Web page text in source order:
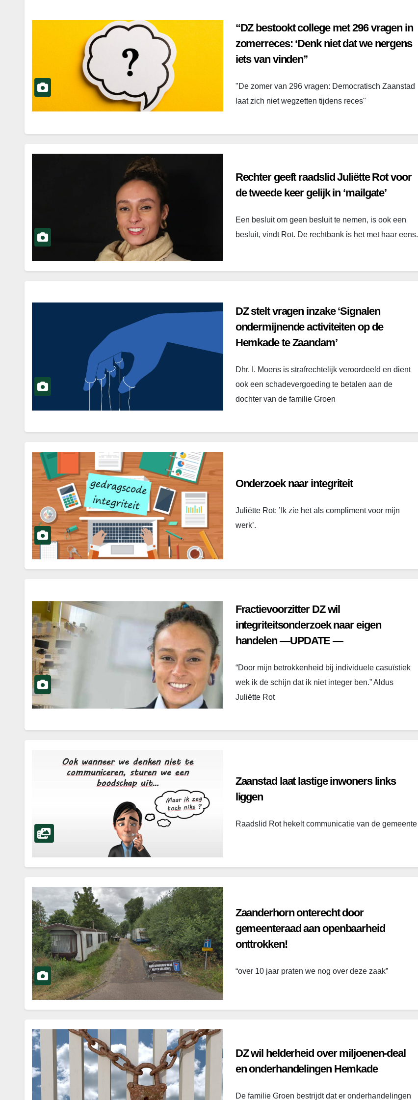
“DZ bestookt college met 296 vragen in
zomerreces: ‘Denk niet dat we nergens
iets van vinden’’
"De zomer van 296 vragen: Democratisch Zaanstad
laat zich niet wegzetten tijdens reces"
Rechter geeft raadslid Juliëtte Rot voor
de tweede keer gelijk in ‘mailgate’
Een besluit om geen besluit te nemen, is ook een
besluit, vindt Rot. De rechtbank is het met haar eens.
DZ stelt vragen inzake ‘Signalen
ondermijnende activiteiten op de
Hemkade te Zaandam’
Dhr. I. Moens is strafrechtelijk veroordeeld en dient
ook een schadevergoeding te betalen aan de
dochter van de familie Groen
Onderzoek naar integriteit
Juliëtte Rot: ’Ik zie het als compliment voor mijn
werk’.
Fractievoorzitter DZ wil
integriteitsonderzoek naar eigen
handelen —UPDATE —
“Door mijn betrokkenheid bij individuele casuïstiek
wek ik de schijn dat ik niet integer ben.” Aldus
Juliëtte Rot
Zaanstad laat lastige inwoners links
liggen
Raadslid Rot hekelt communicatie van de gemeente
Zaanderhorn onterecht door
gemeenteraad aan openbaarheid
onttrokken!
“over 10 jaar praten we nog over deze zaak”
DZ wil helderheid over miljoenen-deal
en onderhandelingen Hemkade
De familie Groen bestrijdt dat er onderhandelingen